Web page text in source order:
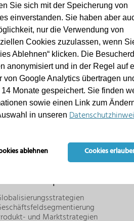
Sie sich mit der Speicherung von
einverstanden. Sie haben aber
nur die Verwendung von
Cookies zuzulassen, wenn
Ablehnen“ klicken. Die
anonymisiert und in der Regel auf
von Google Analytics übertragen
14 Monate gespeichert. Sie finden
sowie einen Link zum
in unseren
ablehnen Cookies
Entscheidungen
und internen
Unsere Expertise umfasst:
und Marktstrategien